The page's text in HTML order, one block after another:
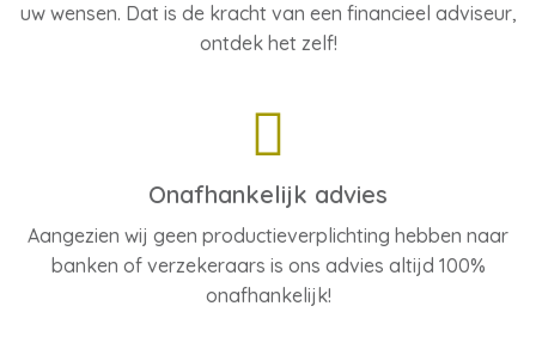
uw wensen. Dat is de kracht van een financieel adviseur,
ontdek het zelf!
Onafhankelijk advies
Aangezien wij geen productieverplichting hebben naar
banken of verzekeraars is ons advies altijd 100%
onafhankelijk!